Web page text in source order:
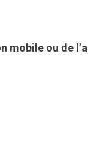
ou de